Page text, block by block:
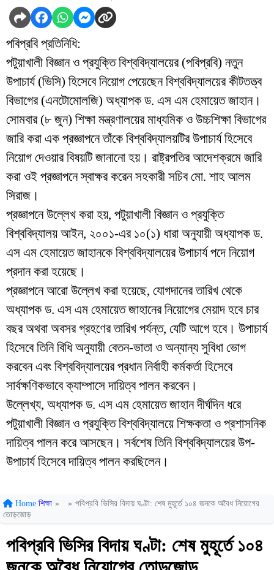
পবিপ্রবি প্রতিনিধি:
পটুয়াখালী বিজ্ঞান ও প্রযুক্তি বিশ্ববিদ্যালয়ের (পবিপ্রবি) নতুন
উপাচার্য (ভিসি) হিসেবে নিয়োগ পেয়েছেন বিশ্ববিদ্যালয়ের কীটতত্ত্ব
বিভাগের (এনটোমোলজি) অধ্যাপক ড. এস এম হেমায়েত জাহান।
সোমবার (৮ জুন) শিক্ষা মন্ত্রণালয়ের মাধ্যমিক ও উচ্চশিক্ষা বিভাগের
জারি করা এক প্রজ্ঞাপনে তাঁকে বিশ্ববিদ্যালয়টির উপাচার্য হিসেবে
নিয়োগ দেওয়ার বিষয়টি জানানো হয়। রাষ্ট্রপতির আদেশক্রমে জারি
করা ওই প্রজ্ঞাপনে স্বাক্ষর করেন সহকারী সচিব মো. শাহ আলম
সিরাজ।
প্রজ্ঞাপনে উল্লেখ করা হয়, পটুয়াখালী বিজ্ঞান ও প্রযুক্তি
বিশ্ববিদ্যালয় আইন, ২০০১-এর ১০(১) ধারা অনুযায়ী অধ্যাপক ড.
এস এম হেমায়েত জাহানকে বিশ্ববিদ্যালয়ের উপাচার্য পদে নিয়োগ
প্রদান করা হয়েছে।
প্রজ্ঞাপনে আরো উল্লেখ করা হয়েছে, যোগদানের তারিখ থেকে
অধ্যাপক ড. এস এম হেমায়েত জাহানের নিয়োগের মেয়াদ হবে চার
বছর অথবা অবসর গ্রহণের তারিখ পর্যন্ত, যেটি আগে হবে। উপাচার্য
হিসেবে তিনি বিধি অনুযায়ী বেতন-ভাতা ও অন্যান্য সুবিধা ভোগ
করবেন এবং বিশ্ববিদ্যালয়ের প্রধান নির্বাহী কর্মকর্তা হিসেবে
সার্বক্ষণিকভাবে ক্যাম্পাসে দায়িত্ব পালন করবেন।
উল্লেখ্য, অধ্যাপক ড. এস এম হেমায়েত জাহান দীর্ঘদিন ধরে
পটুয়াখালী বিজ্ঞান ও প্রযুক্তি বিশ্ববিদ্যালয়ে শিক্ষকতা ও প্রশাসনিক
দায়িত্ব পালন করে আসছেন। সর্বশেষ তিনি বিশ্ববিদ্যালয়ের উপ-
উপাচার্য হিসেবে দায়িত্ব পালন করছিলেন।
Home শিক্ষা » » পবিপ্রবি ভিসির বিদায় ঘণ্টা: শেষ মুহূর্তে ১০৪ জনকে অবৈধ নিয়োগের
তোড়জোড়
পবিপ্রবি ভিসির বিদায় ঘণ্টা: শেষ মুহূর্তে ১০৪